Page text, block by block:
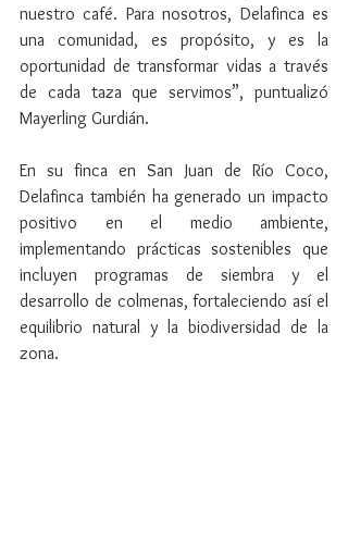
nuestro café. Para nosotros, Delafinca es
una comunidad, es propósito, y es la
oportunidad de transformar vidas a través
de cada taza que servimos”, puntualizó
Mayerling Gurdián.
En su finca en San Juan de Río Coco,
Delafinca también ha generado un impacto
positivo en el medio ambiente,
implementando prácticas sostenibles que
incluyen programas de siembra y el
desarrollo de colmenas, fortaleciendo así el
equilibrio natural y la biodiversidad de la
zona.